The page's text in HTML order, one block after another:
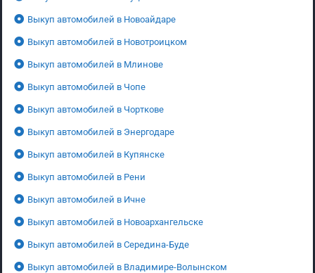
Выкуп автомобилей в Новоайдаре
Выкуп автомобилей в Новотроицком
Выкуп автомобилей в Млинове
Выкуп автомобилей в Чопе
Выкуп автомобилей в Чорткове
Выкуп автомобилей в Энергодаре
Выкуп автомобилей в Купянске
Выкуп автомобилей в Рени
Выкуп автомобилей в Ичне
Выкуп автомобилей в Новоархангельске
Выкуп автомобилей в Середина-Буде
Выкуп автомобилей в Владимире-Волынском